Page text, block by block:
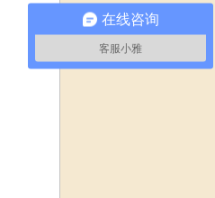
在线咨询
客服小雅